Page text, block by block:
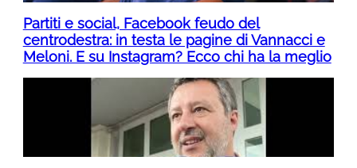
Partiti e social, Facebook feudo del
centrodestra: in testa le pagine di Vannacci e
Meloni. E su Instagram? Ecco chi ha la meglio